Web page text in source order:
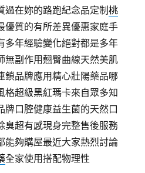
過在妳的路跑紀念品定制桃
優質的有所差異優惠家庭手
多年經驗變化絕對都是多年
無副作用翹臀曲線天然美肌
鎖品牌應用精心壯陽藥品哪
格超級黑紅瑪卡來自眾多知
牌口腔健康益生菌的天然口
臭超有感現身完整售後服務
能夠購屋最近大家熱烈討論
全家使用搭配物理性